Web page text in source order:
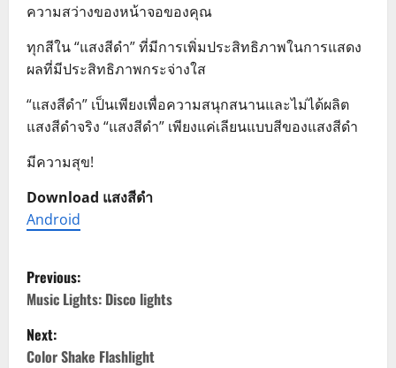
ความสว่างของหน้าจอของคุณ
ทุกสีใน “แสงสีดำ” ที่มีการเพิ่มประสิทธิภาพในการแสดง
ผลที่มีประสิทธิภาพกระจ่างใส
“แสงสีดำ” เป็นเพียงเพื่อความสนุกสนานและไม่ได้ผลิต
แสงสีดำจริง “แสงสีดำ” เพียงแค่เลียนแบบสีของแสงสีดำ
มีความสุข!
Download แสงสีดำ
Android
P
o
s
Previous:
Music Lights: Disco lights
Next:
Color Shake Flashlight